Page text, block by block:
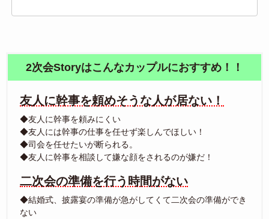
2次会Storyはこんなカップルにおすすめ！！
友人に幹事を頼めそうな人が居ない！
◆友人に幹事を頼みにくい
◆友人には幹事の仕事を任せず楽しんでほしい！
◆司会を任せたいが断られる。
◆友人に幹事を相談して嫌な顔をされるのが嫌だ！
二次会の準備を行う時間がない
◆結婚式、披露宴の準備が急がしてくて二次会の準備ができ
ない